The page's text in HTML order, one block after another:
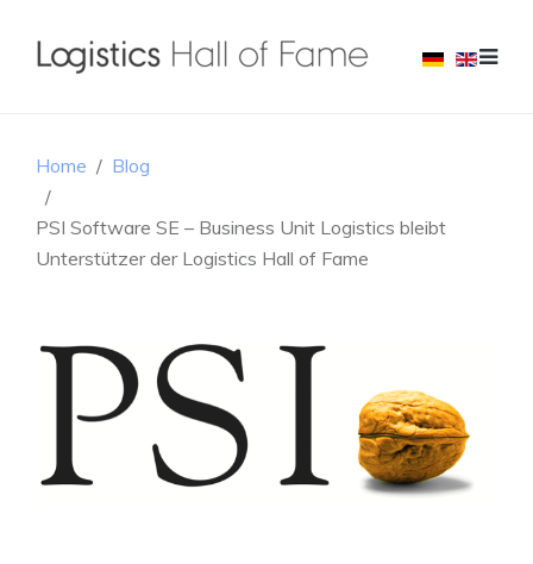
Home Blog
PSI Software SE – Business Unit Logistics bleibt
Unterstützer der Logistics Hall of Fame